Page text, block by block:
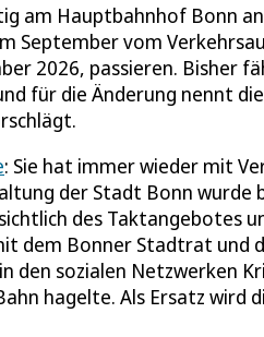
am Hauptbahnhof Bonn
September vom
2026, passieren. Bisher
für die Änderung nennt
: Sie hat immer wieder mit
der Stadt Bonn wurde
des Taktangebotes
dem Bonner Stadtrat und
den sozialen Netzwerken
hagelte. Als Ersatz wird